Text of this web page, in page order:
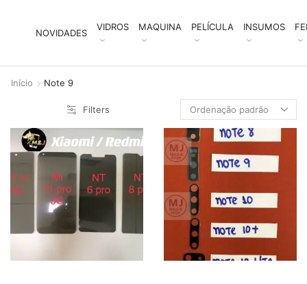
NOVIDADES
VIDROS MAQUINA PELÍCULA INSUMOS
Início Note 9
Filters